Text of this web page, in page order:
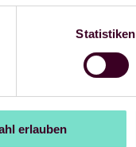
Statistiken
erlauben